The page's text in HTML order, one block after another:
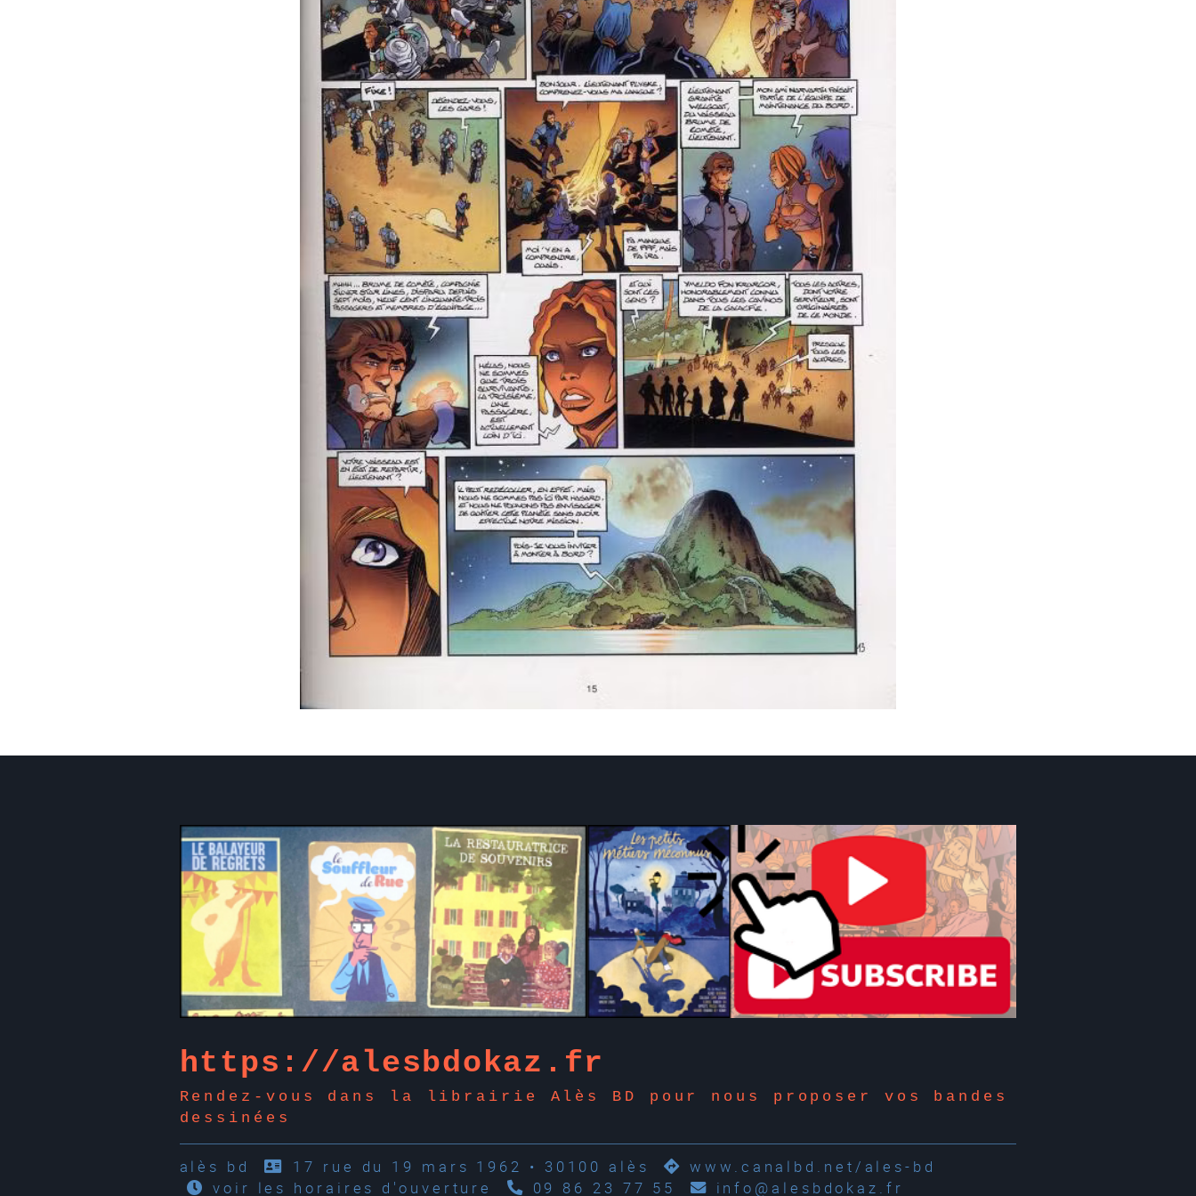
https://alesbdokaz.fr
Rendez-vous dans la librairie Alès BD pour nous proposer vos bandes
dessinées
alès bd 17 rue du 19 mars 1962 • 30100 alès
www.canalbd.net/ales-bd
voir les horaires d'ouverture
09 86 23 77 55 info@alesbdokaz.fr